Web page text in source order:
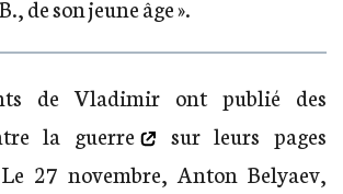
de son jeune âge ».
de Vladimir ont publié des
la guerre
sur leurs pages
27 novembre, Anton Belyaev,